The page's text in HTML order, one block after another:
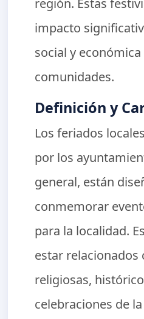
impacto
social y económica
comunidades.
Definición y
Los feriados
por los
general, están
conmemorar
para la localidad.
estar relacionados
religiosas,
celebraciones de